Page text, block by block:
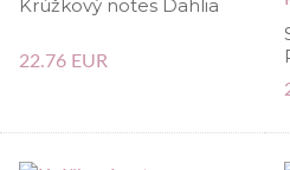
Krúžkový notes Dahlia
22.76 EUR